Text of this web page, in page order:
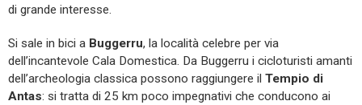
di grande interesse.
Si sale in bici a Buggerru, la località celebre per via
dell’incantevole Cala Domestica. Da Buggerru i cicloturisti amanti
dell’archeologia classica possono raggiungere il Tempio di
Antas: si tratta di 25 km poco impegnativi che conducono ai